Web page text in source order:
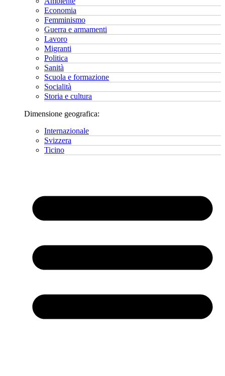
Economia
Femminismo
Guerra e armamenti
Lavoro
Migranti
Politica
Sanità
Scuola e formazione
Socialità
Storia e cultura
Dimensione geografica:
Internazionale
Svizzera
Ticino